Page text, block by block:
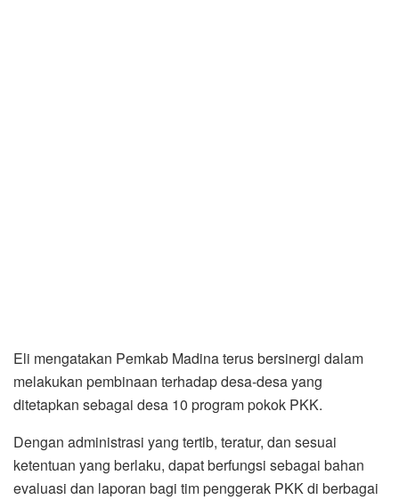
Eli mengatakan Pemkab Madina terus bersinergi dalam
melakukan pembinaan terhadap desa-desa yang
ditetapkan sebagai desa 10 program pokok PKK.
Dengan administrasi yang tertib, teratur, dan sesuai
ketentuan yang berlaku, dapat berfungsi sebagai bahan
evaluasi dan laporan bagi tim penggerak PKK di berbagai